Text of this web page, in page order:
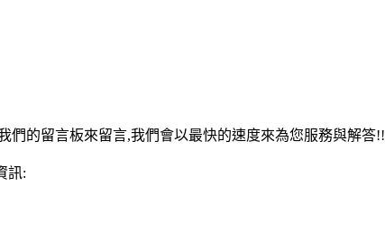
們的留言板來留言,我們會以最快的速度來為您服務與解答!!
訊: